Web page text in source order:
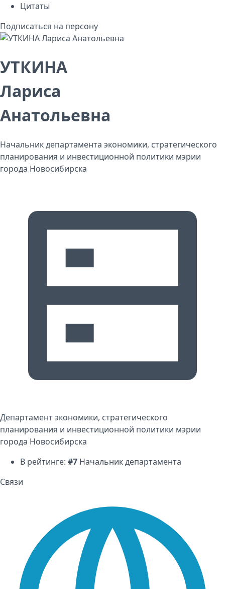
Цитаты
Подписаться на персону
УТКИНА
Лариса
Анатольевна
Начальник департамента экономики, стратегического
планирования и инвестиционной политики мэрии
города Новосибирска
Департамент экономики, стратегического
планирования и инвестиционной политики мэрии
города Новосибирска
В рейтинге: #7 Начальник департамента
Связи